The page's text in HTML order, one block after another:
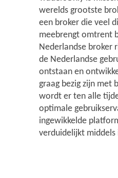
werelds grootste
een broker die veel
meebrengt omtrent
Nederlandse broker
de Nederlandse
ontstaan en
graag bezig zijn met
wordt er ten alle
optimale
ingewikkelde
verduidelijkt